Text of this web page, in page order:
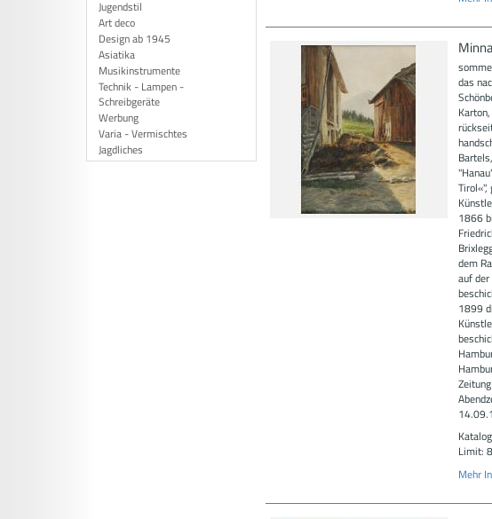
Jugendstil
Art deco
Design ab 1945
Asiatika
Musikinstrumente
Technik - Lampen -
Schreibgeräte
Werbung
Varia - Vermischtes
Jagdliches
das
1866
dem
auf
1899
Limit:
Mehr